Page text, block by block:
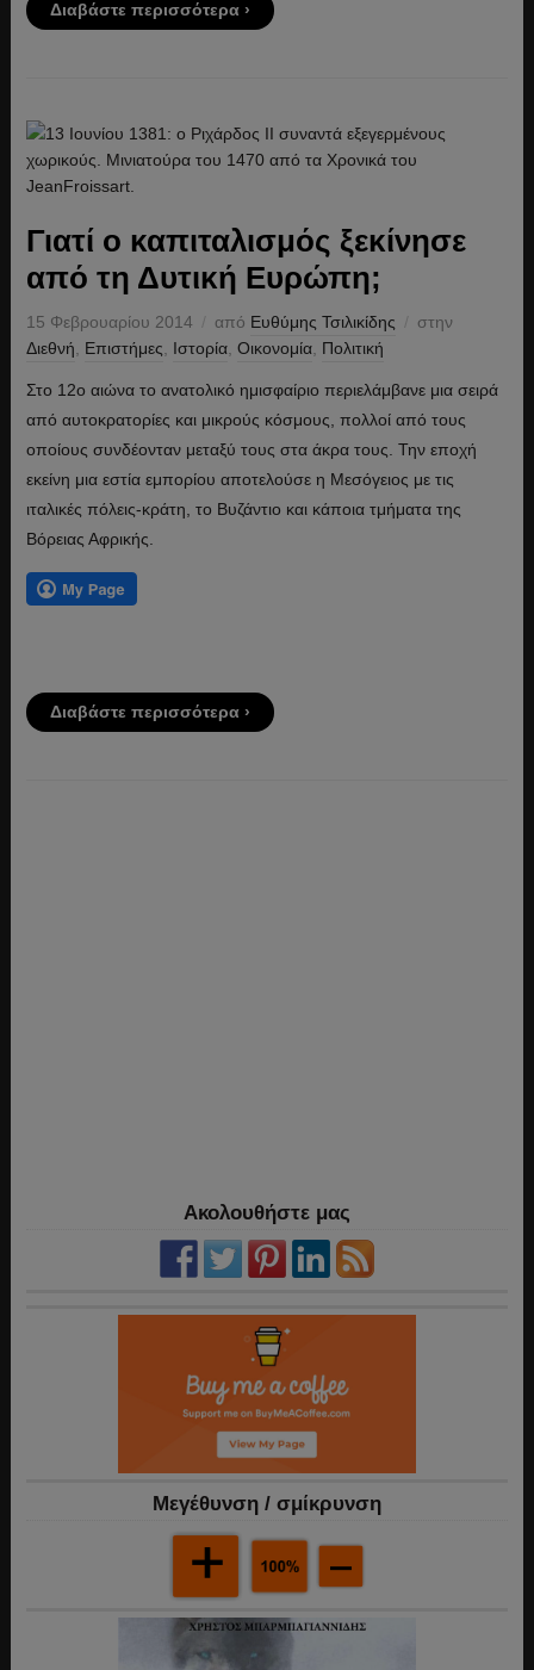
Διαβάστε περισσότερα ›
Γιατί ο καπιταλισμός ξεκίνησε
από τη Δυτική Ευρώπη;
15 Φεβρουαρίου 2014 από Ευθύμης Τσιλικίδης
στην
Διεθνή
Επιστήμες Ιστορία, Οικονομία, Πολιτική
Στο 12ο αιώνα το ανατολικό ημισφαίριο περιελάμβανε μια σειρά
από αυτοκρατορίες και μικρούς κόσμους, πολλοί από τους
οποίους συνδέονταν μεταξύ τους στα άκρα τους. Την εποχή
εκείνη μια εστία εμπορίου αποτελούσε η Μεσόγειος με τις
ιταλικές πόλεις-κράτη, το Βυζάντιο και κάποια τμήματα της
Βόρειας Αφρικής.
Διαβάστε περισσότερα ›
Ακολουθήστε μας
Mεγέθυνση / σμίκρυνση